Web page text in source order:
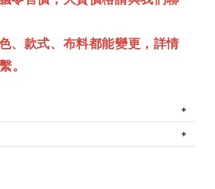
、款式、布料都能變更，詳情
。